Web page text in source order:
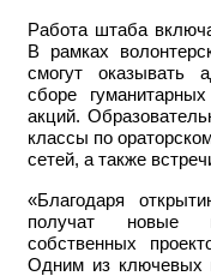
Работа штаба
В рамках
смогут оказывать
сборе
акций.
классы по
сетей, а также
«Благодаря
получат новые
собственных
Одним из ключевых